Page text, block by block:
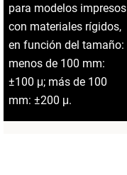
para modelos impresos
con materiales rígidos,
en función del tamaño:
menos de 100 mm:
±100 μ; más de 100
mm: ±200 μ.